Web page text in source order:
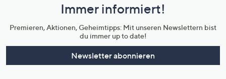
Unternehmensinformationen
Immer informiert!
Premieren, Aktionen, Geheimtipps: Mit unseren Newslettern bist
du immer up to date!
Newsletter abonnieren